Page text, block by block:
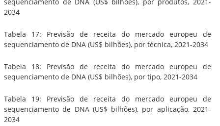
2034
Tabela 17: Previsão de receita do mercado europeu de
sequenciamento de DNA (US$ bilhões), por técnica, 2021-2034
Tabela 18: Previsão de receita do mercado europeu de
sequenciamento de DNA (US$ bilhões), por tipo, 2021-2034
Tabela 19: Previsão de receita do mercado europeu de
sequenciamento de DNA (US$ bilhões), por aplicação, 2021-
2034